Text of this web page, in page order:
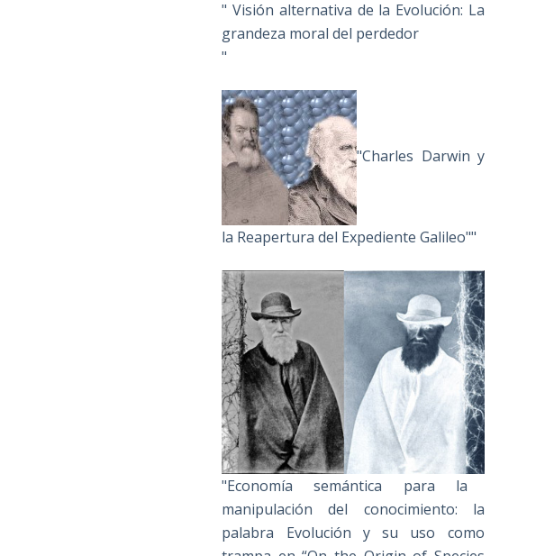
" Visión alternativa de la Evolución: La
grandeza moral del perdedor
"
"Charles Darwin y
la Reapertura del Expediente Galileo""
"Economía semántica para la
manipulación del conocimiento: la
palabra Evolución y su uso como